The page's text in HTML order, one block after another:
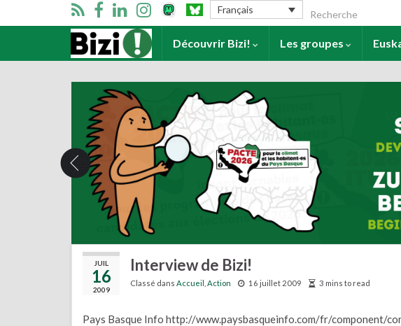
Français Search for:
Accueil Découvrir Bizi! Les groupes
JUIL
16
2009
Interview de Bizi!
Classé dans Accueil Action 16 juillet 2009 3 mins to read
Pays Basque Info http://www.paysbasqueinfo.com/fr/